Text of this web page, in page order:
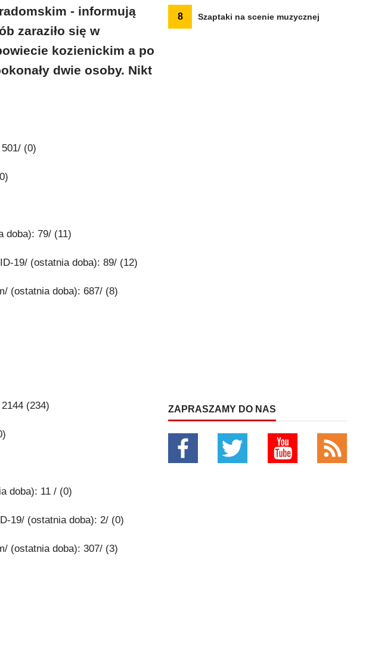
- informują
zaraziło się w
kozienickim a po
dwie osoby. Nikt
(0)
doba): 79/ (11)
19/ (ostatnia doba): 89/ (12)
(ostatnia doba): 687/ (8)
(234)
doba): 11 / (0)
19/ (ostatnia doba): 2/ (0)
(ostatnia doba): 307/ (3)
8 Szaptaki na scenie muzycznej
ZAPRASZAMY DO NAS